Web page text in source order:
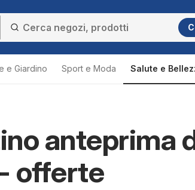
e Giardino Sport e Moda Salute e
anteprima
offerte